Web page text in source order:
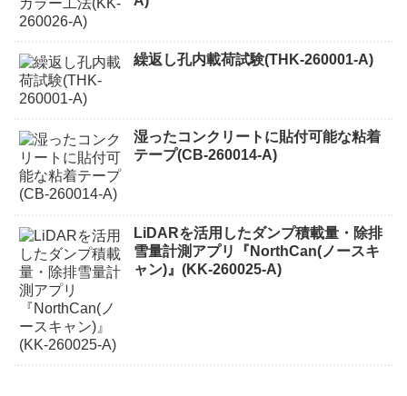
繰返し孔内載荷試験(THK-260001-A)
湿ったコンクリートに貼付可能な粘着
テープ(CB-260014-A)
LiDARを活用したダンプ積載量・除排
雪量計測アプリ『NorthCan(ノースキ
ャン)』(KK-260025-A)